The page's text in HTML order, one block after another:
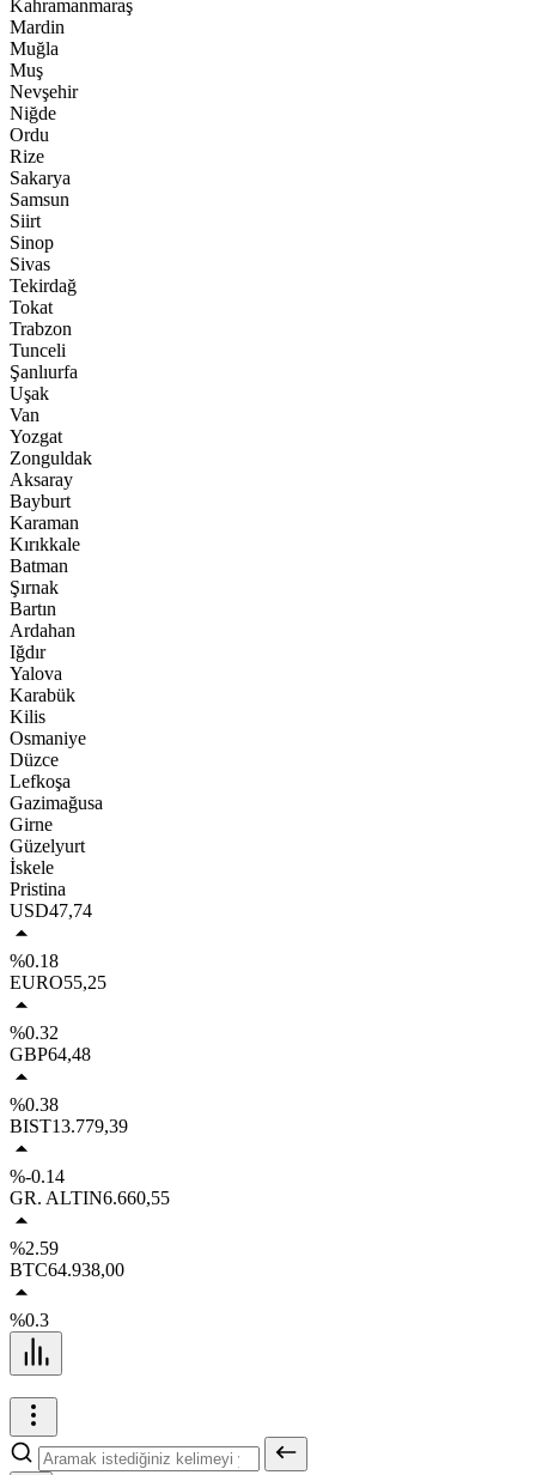
Kahramanmaraş
Mardin
Muğla
Muş
Nevşehir
Niğde
Ordu
Rize
Sakarya
Samsun
Siirt
Sinop
Sivas
Tekirdağ
Tokat
Trabzon
Tunceli
Şanlıurfa
Uşak
Van
Yozgat
Zonguldak
Aksaray
Bayburt
Karaman
Kırıkkale
Batman
Şırnak
Bartın
Ardahan
Iğdır
Yalova
Karabük
Kilis
Osmaniye
Düzce
Lefkoşa
Gazimağusa
Girne
Güzelyurt
İskele
Pristina
USD47,74
%0.18
EURO55,25
%0.32
GBP64,48
%0.38
BIST13.779,39
%-0.14
GR. ALTIN6.660,55
%2.59
BTC64.938,00
%0.3